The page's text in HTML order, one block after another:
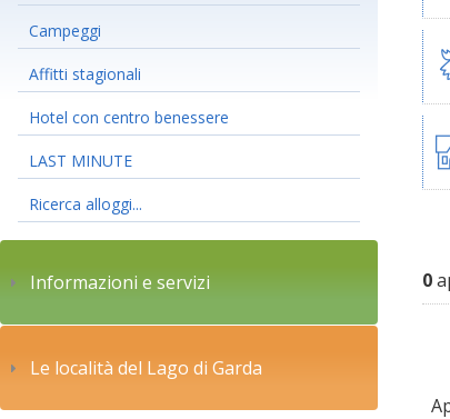
Campeggi
Affitti stagionali
Hotel con centro benessere
LAST MINUTE
Ricerca alloggi...
Informazioni e servizi
Le località del Lago di Garda
0